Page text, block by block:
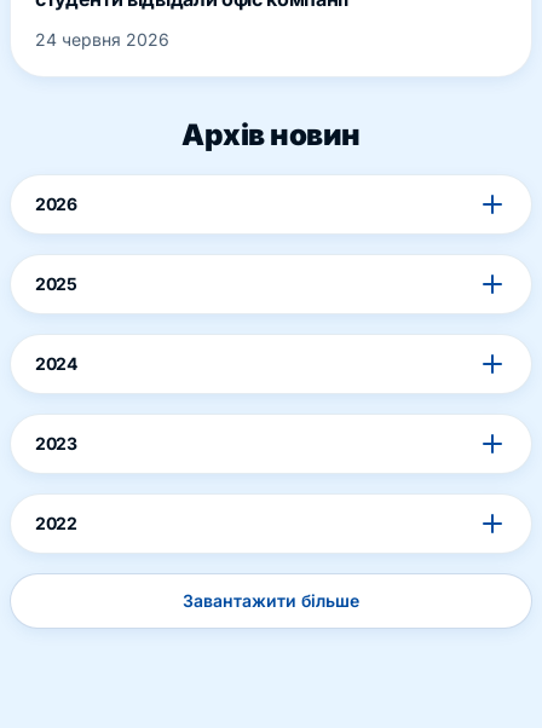
24 червня 2026
Архів новин
2026
2025
2024
2023
2022
Завантажити більше